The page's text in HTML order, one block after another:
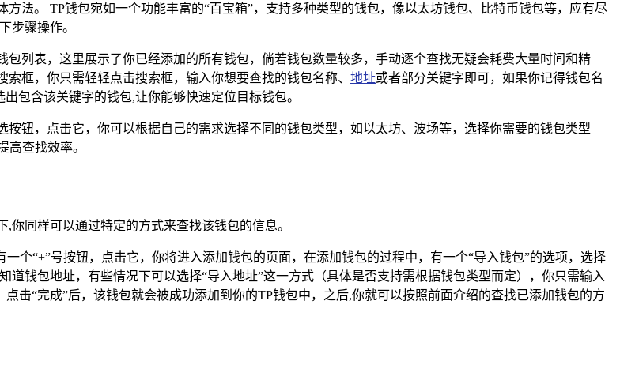
法。 TP钱包宛如一个功能丰富的“百宝箱”，支持多种类型的钱包，像以太坊钱包、比特币钱包等，应有尽
步骤操作。
列表，这里展示了你已经添加的所有钱包，倘若钱包数量较多，手动逐个查找无疑会耗费大量时间和精
框，你只需轻轻点击搜索框，输入你想要查找的钱包名称、 地址或者部分关键字即可，如果你记得钱包名
包含该关键字的钱包,让你能够快速定位目标钱包。
钮，点击它，你可以根据自己的需求选择不同的钱包类型，如以太坊、波场等，选择你需要的钱包类型
高查找效率。
同样可以通过特定的方式来查找该钱包的信息。
个“+”号按钮，点击它，你将进入添加钱包的页面，在添加钱包的过程中，有一个“导入钱包”的选项，选择
道钱包地址，有些情况下可以选择“导入地址”这一方式（具体是否支持需根据钱包类型而定），你只需输入
击“完成”后，该钱包就会被成功添加到你的TP钱包中，之后,你就可以按照前面介绍的查找已添加钱包的方